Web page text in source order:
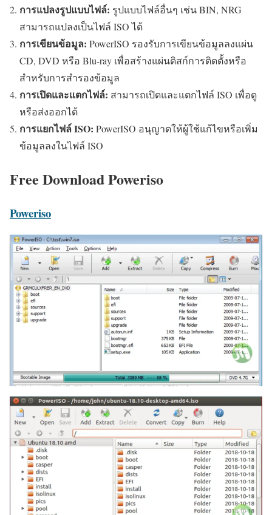
การแปลงรูปแบบไฟล์: รูปแบบไฟล์อื่นๆ เช่น BIN, NRG
สามารถแปลงเป็นไฟล์ ISO ได้
การเขียนข้อมูล: PowerISO รองรับการเขียนข้อมูลลงแผ่น
CD, DVD หรือ Blu-ray เพื่อสร้างแผ่นดิสก์การติดตั้งหรือ
สำหรับการสำรองข้อมูล
การเปิดและแตกไฟล์: สามารถเปิดและแตกไฟล์ ISO เพื่อดู
หรือส่งออกได้
การแยกไฟล์ ISO: PowerISO อนุญาตให้ผู้ใช้แก้ไขหรือเพิ่ม
ข้อมูลลงในไฟล์ ISO
Free Download Poweriso
Poweriso